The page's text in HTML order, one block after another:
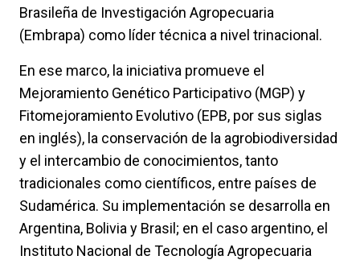
Brasileña de Investigación Agropecuaria
(Embrapa) como líder técnica a nivel trinacional.
En ese marco, la iniciativa promueve el
Mejoramiento Genético Participativo (MGP) y
Fitomejoramiento Evolutivo (EPB, por sus siglas
en inglés), la conservación de la agrobiodiversidad
y el intercambio de conocimientos, tanto
tradicionales como científicos, entre países de
Sudamérica. Su implementación se desarrolla en
Argentina, Bolivia y Brasil; en el caso argentino, el
Instituto Nacional de Tecnología Agropecuaria